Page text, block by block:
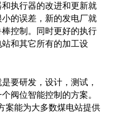
执行器的改进和更新就
的误差，新的发电厂就
控制。同时更好的执行
和其它所有的加工设
要研发，设计，测试，
阀位智能控制的方案。
案能为大多数煤电站提供